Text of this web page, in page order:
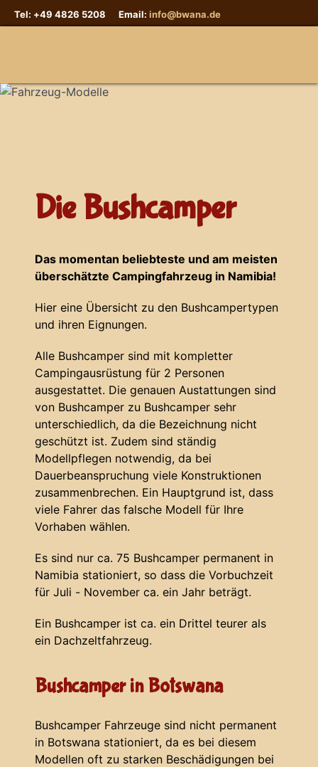
Tel: +49 4826 5208 Email: info@bwana.de
Sprache auswählen
Die Bushcamper
Das momentan beliebteste und am meisten
überschätzte Campingfahrzeug in Namibia!
Hier eine Übersicht zu den Bushcampertypen
und ihren Eignungen.
Alle Bushcamper sind mit kompletter
Campingausrüstung für 2 Personen
ausgestattet. Die genauen Austattungen sind
von Bushcamper zu Bushcamper sehr
unterschiedlich, da die Bezeichnung nicht
geschützt ist. Zudem sind ständig
Modellpflegen notwendig, da bei
Dauerbeanspruchung viele Konstruktionen
zusammenbrechen. Ein Hauptgrund ist, dass
viele Fahrer das falsche Modell für Ihre
Vorhaben wählen.
Es sind nur ca. 75 Bushcamper permanent in
Namibia stationiert, so dass die Vorbuchzeit
für Juli - November ca. ein Jahr beträgt.
Ein Bushcamper ist ca. ein Drittel teurer als
ein Dachzeltfahrzeug.
Bushcamper in Botswana
Bushcamper Fahrzeuge sind nicht permanent
in Botswana stationiert, da es bei diesem
Modellen oft zu starken Beschädigungen bei